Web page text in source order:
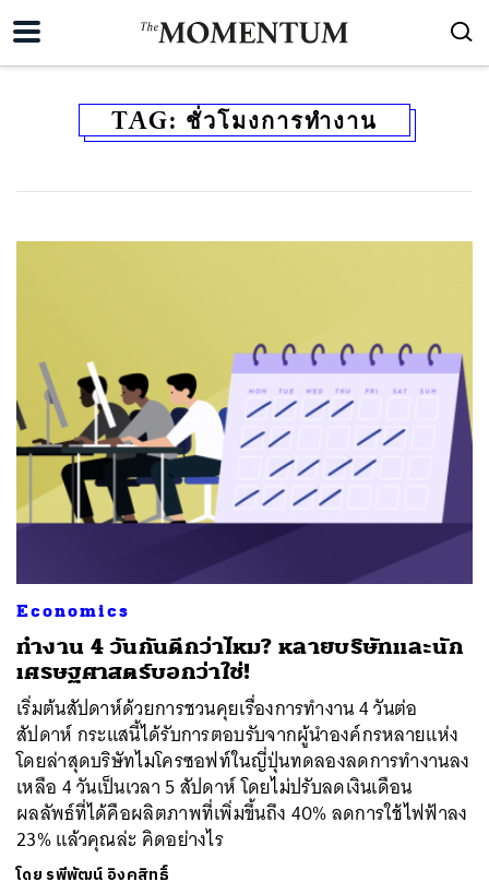
TAG: ชั่วโมงการทำงาน
Economics
ทำงาน 4 วันกันดีกว่าไหม? หลายบริษัทและนัก
เศรษฐศาสตร์บอกว่าใช่!
เริ่มต้นสัปดาห์ด้วยการชวนคุยเรื่องการทำงาน 4 วันต่อ
สัปดาห์ กระแสนี้ได้รับการตอบรับจากผู้นำองค์กรหลายแห่ง
โดยล่าสุดบริษัทไมโครซอฟท์ในญี่ปุ่นทดลองลดการทำงานลง
เหลือ 4 วันเป็นเวลา 5 สัปดาห์ โดยไม่ปรับลดเงินเดือน
ผลลัพธ์ที่ได้คือผลิตภาพที่เพิ่มขึ้นถึง 40% ลดการใช้ไฟฟ้าลง
23% แล้วคุณล่ะ คิดอย่างไร
โดย รพีพัฒน์ อิงคสิทธิ์